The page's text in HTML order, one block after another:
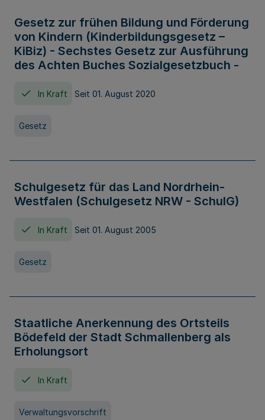
Gesetz zur frühen Bildung und Förderung
von Kindern (Kinderbildungsgesetz –
KiBiz) - Sechstes Gesetz zur Ausführung
des Achten Buches Sozialgesetzbuch -
In Kraft Seit 01. August 2020
Gesetz
Schulgesetz für das Land Nordrhein-
Westfalen (Schulgesetz NRW - SchulG)
In Kraft Seit 01. August 2005
Gesetz
Staatliche Anerkennung des Ortsteils
Bödefeld der Stadt Schmallenberg als
Erholungsort
In Kraft
Verwaltungsvorschrift